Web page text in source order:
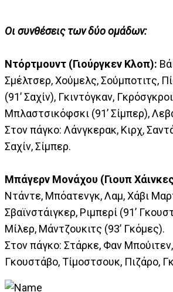
Οι συνθέσεις των δύο ομάδων:
Ντόρτμουντ (Γιούργκεν Κλοπ):
Σμέλτσερ, Χούμελς, Σούμποτιτς,
(91’ Σαχίν), Γκιντόγκαν,
Μπλαστσικόφσκι (91’ Σίμπερ),
Στον πάγκο: Λάνγκερακ, Κιρχ,
Σαχίν, Σίμπερ.
Μπάγερν Μονάχου (Γιουπ
Ντάντε, Μπόατενγκ, Λαμ, Χάβι
Σβαϊνστάιγκερ, Ριμπερί (91’
Μίλερ, Μάντζουκιτς (93’ Γκόμες).
Στον πάγκο: Στάρκε, Φαν Μπούιτεν,
Γκουστάβο, Τίμοστσουκ, Πιζάρο,